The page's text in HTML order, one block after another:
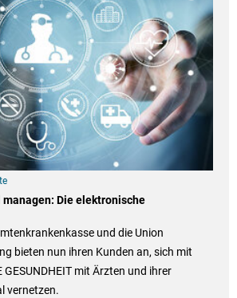
Die elektronische
und die Union
bieten nun ihren Kunden an, sich mit
GESUNDHEIT mit Ärzten und ihrer
vernetzen.